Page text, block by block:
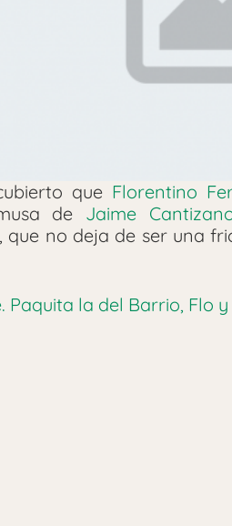
que Florentino
de Jaime
que no deja de ser una
Paquita la del Barrio, Flo